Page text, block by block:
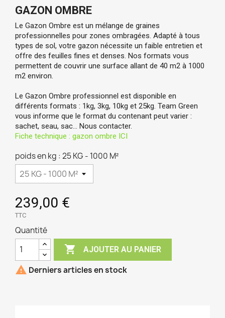
GAZON OMBRE
Le Gazon Ombre est un mélange de graines
professionnelles pour zones ombragées. Adapté à tous
types de sol, votre gazon nécessite un faible entretien et
offre des feuilles fines et denses. Nos formats vous
permettent de couvrir une surface allant de 40 m2 à 1000
m2 environ.
Le Gazon Ombre professionnel est disponible en
différents formats : 1kg, 3kg, 10kg et 25kg. Team Green
vous informe que le format du contenant peut varier :
sachet, seau, sac… Nous contacter.
Fiche technique : gazon ombre ICI
poids en kg : 25 KG - 1000 M²
239,00 €
TTC
Quantité
 AJOUTER AU PANIER
 Derniers articles en stock